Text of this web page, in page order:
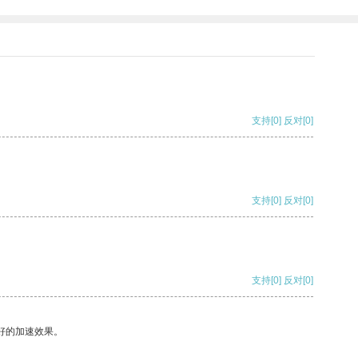
支持[0] 反对[0]
支持[0] 反对[0]
支持[0] 反对[0]
加速效果。